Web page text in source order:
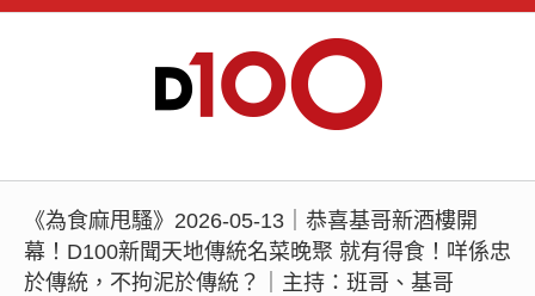
《為食麻甩騷》2026-05-13｜恭喜基哥新酒樓開
幕！D100新聞天地傳統名菜晚聚 就有得食！咩係忠
於傳統，不拘泥於傳統？｜主持：班哥、基哥